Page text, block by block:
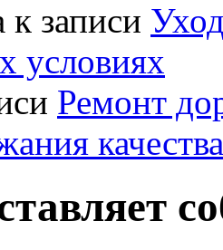
к записи
условиях
Ремонт
качества